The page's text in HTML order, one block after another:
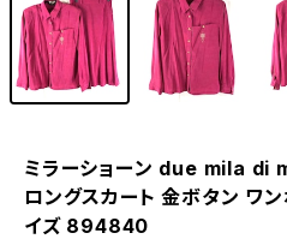
ミラーショーン due mila di
ロングスカート 金ボタン ワ
イズ 894840